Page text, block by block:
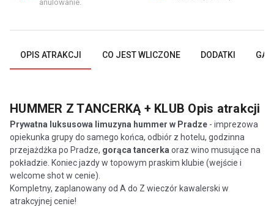
anulowanie.
OPIS ATRAKCJI CO JEST WLICZONE DODATKI
HUMMER Z TANCERKĄ + KLUB Opis atrakcji
Prywatna luksusowa limuzyna hummer w Pradze - imprezowa
opiekunka grupy do samego końca, odbiór z hotelu, godzinna
przejażdżka po Pradze, gorąca tancerka oraz wino musujące na
pokładzie. Koniec jazdy w topowym praskim klubie (wejście i
welcome shot w cenie).
Kompletny, zaplanowany od A do Z wieczór kawalerski w
atrakcyjnej cenie!